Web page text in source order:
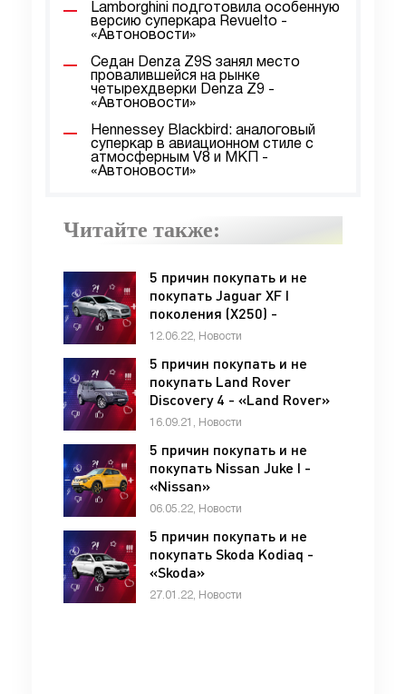
Lamborghini подготовила особенную
версию суперкара Revuelto -
«Автоновости»
Седан Denza Z9S занял место
провалившейся на рынке
четырехдверки Denza Z9 -
«Автоновости»
Hennessey Blackbird: аналоговый
суперкар в авиационном стиле с
атмосферным V8 и МКП -
«Автоновости»
Читайте также:
5 причин покупать и не
покупать Jaguar XF I
поколения (X250) -
«Jaguar»
12.06.22, Новости
5 причин покупать и не
покупать Land Rover
Discovery 4 - «Land Rover»
16.09.21, Новости
5 причин покупать и не
покупать Nissan Juke I -
«Nissan»
06.05.22, Новости
5 причин покупать и не
покупать Skoda Kodiaq -
«Skoda»
27.01.22, Новости